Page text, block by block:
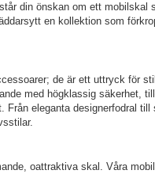
din önskan om ett mobilskal
en kollektion som
de är ett uttryck för
med högklassig säkerhet,
Från eleganta designerfodral
oattraktiva skal. Våra